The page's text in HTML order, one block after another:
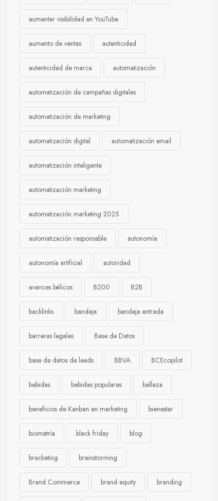
aumentar visibilidad en YouTube
aumento de ventas autenticidad
autenticidad de marca automatización
automatización de campañas digitales
automatización de marketing
automatización digital automatización email
automatización inteligente
automatización marketing
automatización marketing 2025
automatización responsable autonomía
autonomía artificial autoridad
avances bélicos B200 B2B
backlinks bandeja bandeja entrada
barreras legales Base de Datos
base de datos de leads BBVA BCEcopilot
bebidas bebidas populares belleza
beneficios de Kanban en marketing bienestar
biometría black friday blog
bracketing brainstorming
Brand Commerce brand equity branding